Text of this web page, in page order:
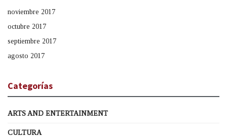
noviembre 2017
octubre 2017
septiembre 2017
agosto 2017
Categorías
ARTS AND ENTERTAINMENT
CULTURA